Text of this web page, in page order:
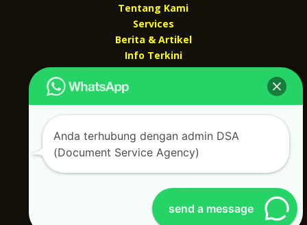
Tentang Kami
Services
Berita & Artikel
Info Terkini
Kontak Kami
Kontak kami
Alamat kantor :
Jl Swadaya Pam No 6 Rt 006 Rw 007 Jatinegara,
Cakung, Jakarta Timur 13930
(Dekat Mesjid Al Marzukiyah Swadaya Pam)
087887631193 / 021 48671259
documentsserviceagency@gmail.com
send a message
Anda terhubung dengan admin DSA
(Document Service Agency)